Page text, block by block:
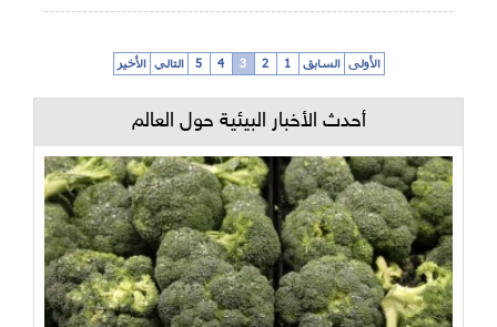
الأولى السابق 1
2
3
4
5 التالي الأخير
أحدث الأخبار البيئية حول العالم